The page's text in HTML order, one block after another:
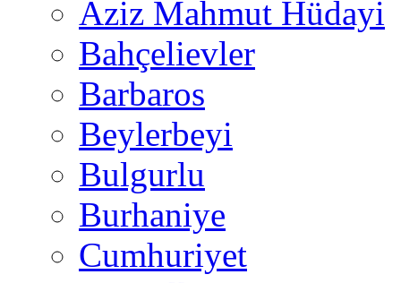
Aziz Mahmut Hüdayi
Bahçelievler
Barbaros
Beylerbeyi
Bulgurlu
Burhaniye
Cumhuriyet